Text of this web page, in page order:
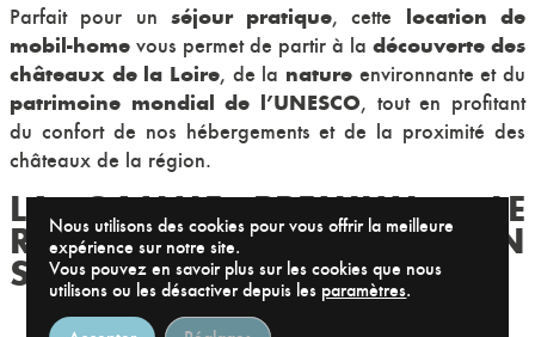
Parfait pour un séjour pratique, cette location de
mobil-home vous permet de partir à la découverte des
châteaux de la Loire, de la nature environnante et du
patrimoine mondial de l’UNESCO, tout en profitant
du confort de nos hébergements et de la proximité des
châteaux de la région.
LA GAMME PREMIUM : LE
RAFFINEMENT POUR UN
SÉJOUR D’EXCEPTION
Nous utilisons des cookies pour vous offrir la meilleure
expérience sur notre site.
Vous pouvez en savoir plus sur les cookies que nous
utilisons ou les désactiver depuis les paramètres.